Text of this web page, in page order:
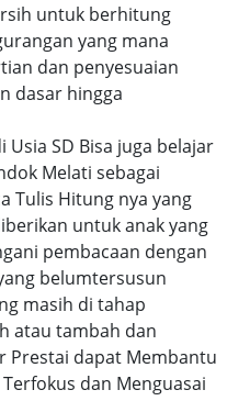
untuk berhitung
yang mana
dan penyesuaian
dasar hingga
Usia SD Bisa juga belajar
Melati sebagai
Tulis Hitung nya yang
untuk anak yang
pembacaan dengan
belumtersusun
masih di tahap
atau tambah dan
Prestai dapat Membantu
dan Menguasai